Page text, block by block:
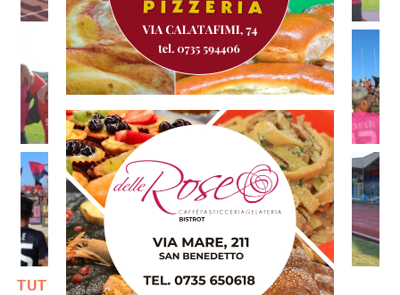
TUTTE LE NOTIZIE SULLA SAMB